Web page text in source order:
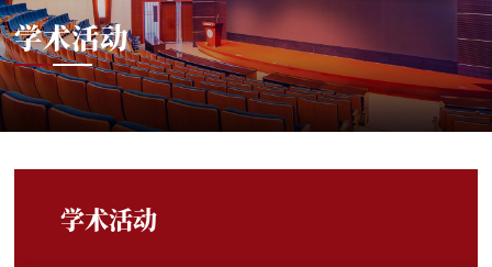
学术活动
学术活动